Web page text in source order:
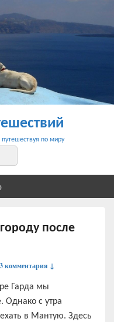
по миру
после
3 комментария ↓
Гарда мы
Однако с утра
в Мантую. Здесь